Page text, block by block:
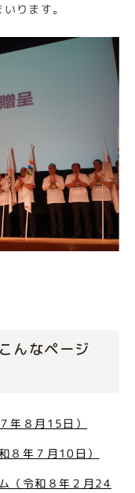
ります。
んなページ
年８月15日）
８年７月10日）
（令和８年２月24